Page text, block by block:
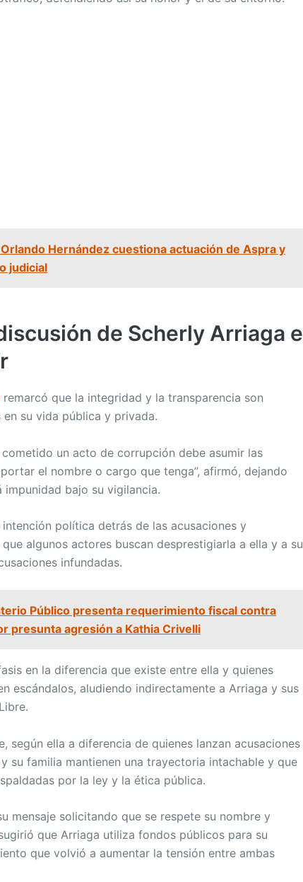
Hernández cuestiona actuación de Aspra y
judicial
de Scherly Arriaga e
remarcó que la integridad y la transparencia son
su vida pública y privada.
cometido un acto de corrupción debe asumir las
el nombre o cargo que tenga”, afirmó, dejando
impunidad bajo su vigilancia.
política detrás de las acusaciones y
algunos actores buscan desprestigiarla a ella y a su
infundadas.
Público presenta requerimiento fiscal contra
presunta agresión a Kathia Crivelli
en la diferencia que existe entre ella y quienes
escándalos, aludiendo indirectamente a Arriaga y sus
según ella a diferencia de quienes lanzan acusaciones
su familia mantienen una trayectoria intachable y que
por la ley y la ética pública.
mensaje solicitando que se respete su nombre y
que Arriaga utiliza fondos públicos para su
que volvió a aumentar la tensión entre ambas